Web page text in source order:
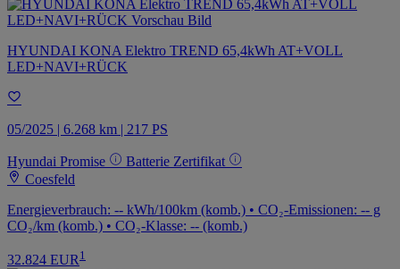
HYUNDAI KONA Elektro TREND 65,4kWh AT+VOLL
LED+NAVI+RÜCK
05/2025 | 6.268 km | 217 PS
Hyundai Promise
Batterie Zertifikat
Coesfeld
Energieverbrauch: -- kWh/100km (komb.) • CO₂-Emissionen: -- g
CO₂/km (komb.) • CO₂-Klasse: -- (komb.)
32.824 EUR1